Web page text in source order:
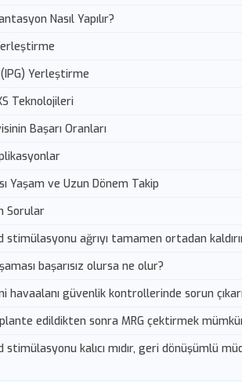
Nasıl Yapılır?
Yerleştirme
Teknolojileri
Başarı Oranları
Yaşam ve Uzun Dönem Takip
Sorular
stimülasyonu ağrıyı tamamen ortadan
başarısız olursa ne olur?
havaalanı güvenlik kontrollerinde sorun
edildikten sonra MRG çektirmek
stimülasyonu kalıcı mıdır, geri dönüşümlü